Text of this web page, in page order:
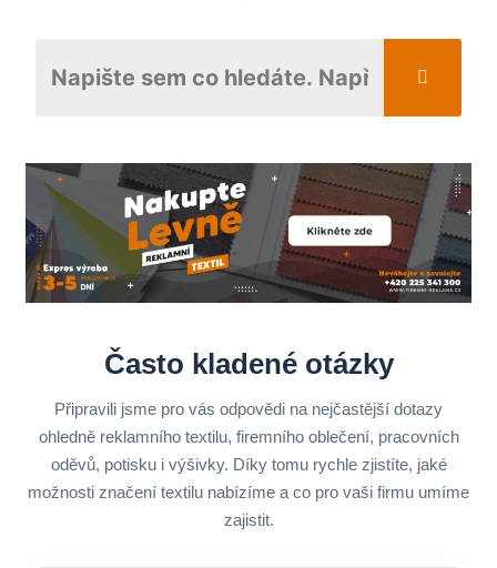
Často kladené otázky
Připravili jsme pro vás odpovědi na nejčastější dotazy
ohledně reklamního textilu, firemního oblečení, pracovních
oděvů, potisku i výšivky. Díky tomu rychle zjistíte, jaké
možnosti značení textilu nabízíme a co pro vaši firmu umíme
zajistit.